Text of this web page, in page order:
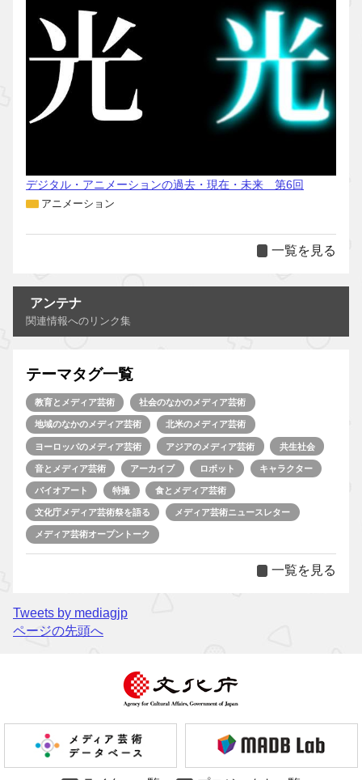
デジタル・アニメーションの過去・現在・未来 第6回
アニメーション
一覧を見る
アンテナ
関連情報へのリンク集
テーマタグ一覧
教育とメディア芸術 社会のなかのメディア芸術
地域のなかのメディア芸術 北米のメディア芸術
ヨーロッパのメディア芸術 アジアのメディア芸術 共生社会
音とメディア芸術 アーカイブ ロボット キャラクター
バイオアート 特撮 食とメディア芸術
文化庁メディア芸術祭を語る メディア芸術ニュースレター
メディア芸術オープントーク
一覧を見る
Tweets by mediagjp
ページの先頭へ